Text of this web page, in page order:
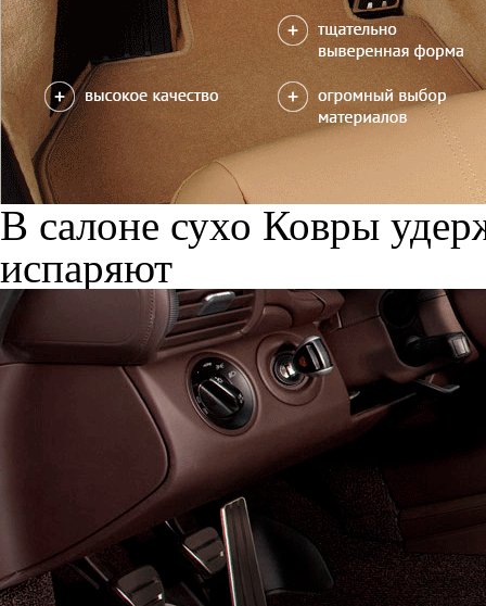
В салоне сухо Ковры
испаряют